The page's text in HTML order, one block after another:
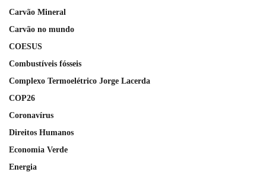
Carvão Mineral
Carvão no mundo
COESUS
Combustíveis fósseis
Complexo Termoelétrico Jorge Lacerda
COP26
Coronavírus
Direitos Humanos
Economia Verde
Energia